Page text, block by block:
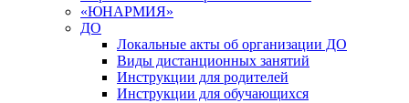
«ЮНАРМИЯ»
ДО
Локальные акты об организации ДО
Виды дистанционных занятий
Инструкции для родителей
Инструкции для обучающихся